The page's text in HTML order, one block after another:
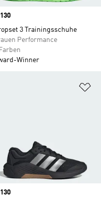
3 Trainingsschuhe
Performance
Winner